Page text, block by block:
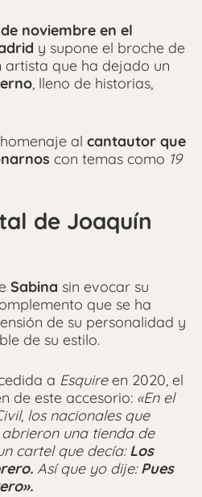
noviembre en el
y supone el broche de
que ha dejado un
, lleno de historias,
al cantautor que
con temas como 19
de Joaquín
Sabina sin evocar su
que se ha
de su personalidad y
de su estilo.
a Esquireen 2020, el
de este accesorio: «En el
los nacionales que
una tienda de
cartel que decía:Los
Así que yo dije:Pues